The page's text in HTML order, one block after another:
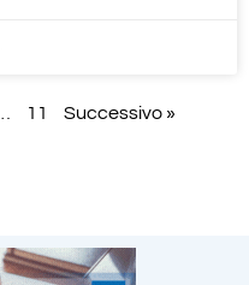
11 Successivo »